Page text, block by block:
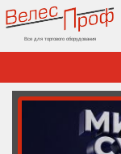
Все для торгового оборудования